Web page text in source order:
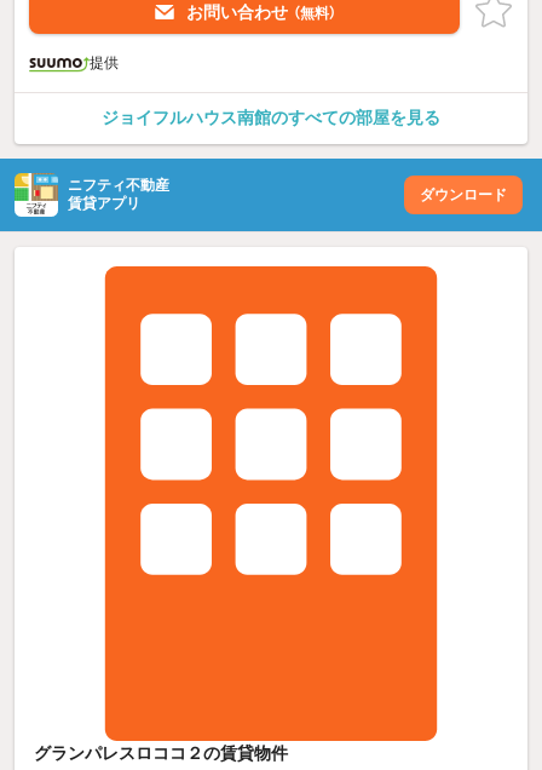
お問い合わせ （無料）
提供
ジョイフルハウス南館のすべての部屋を見る
ニフティ不動産
賃貸アプリ
ダウンロード
グランパレスロココ２の賃貸物件